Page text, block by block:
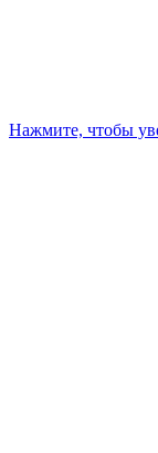
Нажмите, чтобы